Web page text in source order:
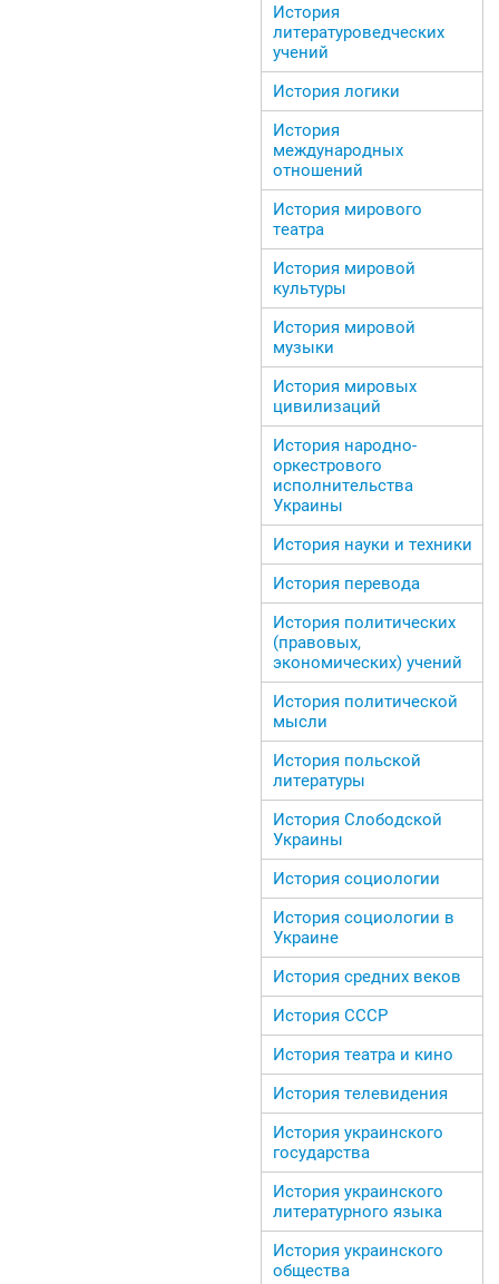
История
литературоведческих
учений
История логики
История
международных
отношений
История мирового
театра
История мировой
культуры
История мировой
музыки
История мировых
цивилизаций
История народно-
оркестрового
исполнительства
Украины
История науки и техники
История перевода
История политических
(правовых,
экономических) учений
История политической
мысли
История польской
литературы
История Слободской
Украины
История социологии
История социологии в
Украине
История средних веков
История СССР
История театра и кино
История телевидения
История украинского
государства
История украинского
литературного языка
История украинского
общества